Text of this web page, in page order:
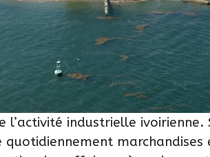
l’activité industrielle